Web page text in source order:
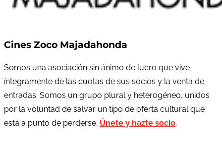
Cines Zoco Majadahonda
Somos una asociación sin ánimo de lucro que vive
íntegramente de las cuotas de sus socios y la venta de
entradas. Somos un grupo plural y heterogéneo, unidos
por la voluntad de salvar un tipo de oferta cultural que
está a punto de perderse. Únete y hazte socio.